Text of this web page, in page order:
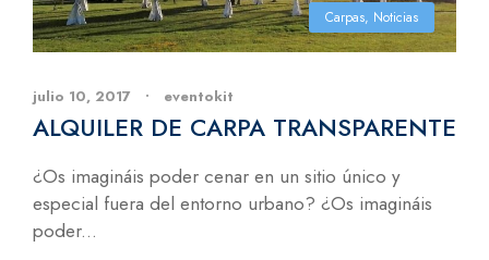
Carpas, Noticias
julio 10, 2017 • eventokit
ALQUILER DE CARPA TRANSPARENTE
¿Os imagináis poder cenar en un sitio único y
especial fuera del entorno urbano? ¿Os imagináis
poder...